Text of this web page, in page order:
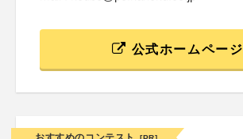
公式ホームページ